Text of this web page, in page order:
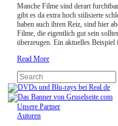
Manche Filme sind derart
gibt es da extra hoch stilisierte
haben auch ihren Reiz, sind hier
Filme, die eigentlich gut sein
überzeugen. Ein aktuelles
Read More
Unsere Partner
Autoren